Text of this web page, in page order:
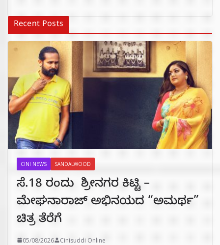
Recent Posts
CINI NEWS SANDALWOOD
ಸೆ.18 ರಂದು ಶ್ರೀನಗರ ಕಿಟ್ಟಿ –
ಮೇಘನಾರಾಜ್ ಅಭಿನಯದ “ಅಮರ್ಥ”
ಚಿತ್ರ ತೆರೆಗೆ
05/08/2026 Cinisuddi Online